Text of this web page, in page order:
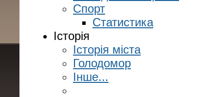
Спорт
Статистика
Історія
Історія міста
Голодомор
Інше...